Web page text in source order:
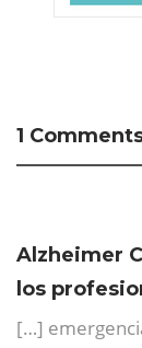
1
Alzheimer
los
[…]